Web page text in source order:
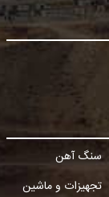
سنگ آهن
تجهیزات و ماشین